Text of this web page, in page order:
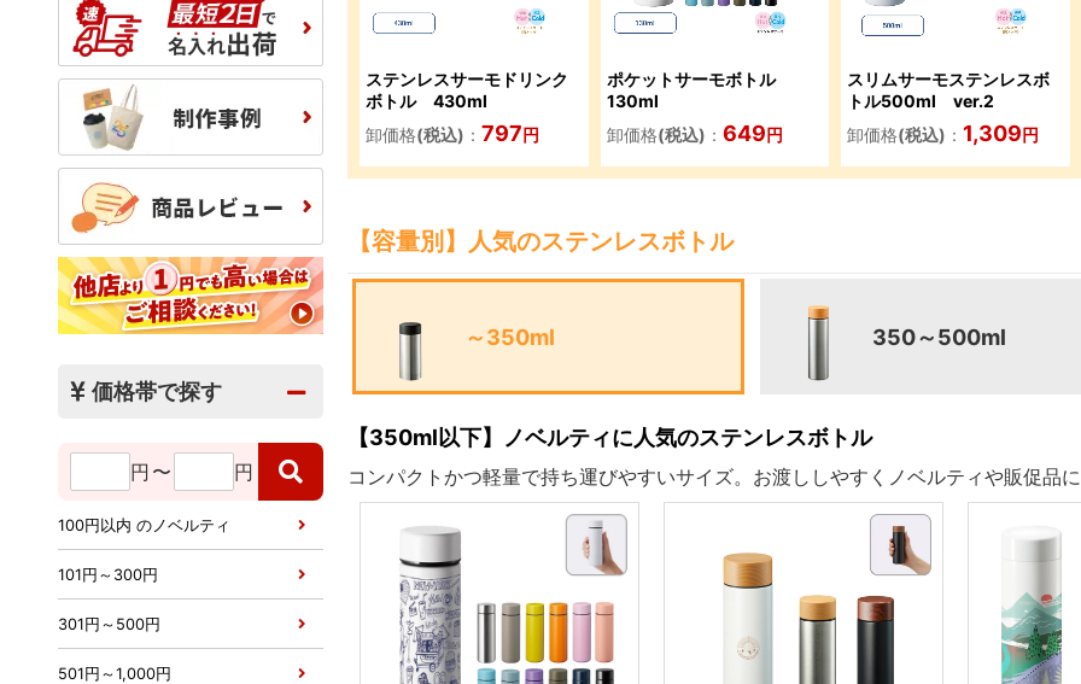
ステンレスサーモドリンク
ボトル 430ml
卸価格(税込) ： 797円
ポケットサーモボトル
130ml
卸価格(税込) ： 649円
スリムサーモステンレスボ
トル500ml ver.2
卸価格(税込) ： 1,309円
【容量別】人気のステンレスボトル
～350ml 350～500ml
【350ml以下】ノベルティに人気のステンレスボトル
コンパクトかつ軽量で持ち運びやすいサイズ。お渡ししやすくノベルティや販促品に
価格帯で探す
円 〜 円
100円以内 のノベルティ
101円～300円
301円～500円
501円～1,000円